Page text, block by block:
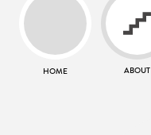
HOME ABOUT